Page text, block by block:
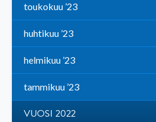
toukokuu ’23
huhtikuu ’23
helmikuu ’23
tammikuu ’23
VUOSI 2022